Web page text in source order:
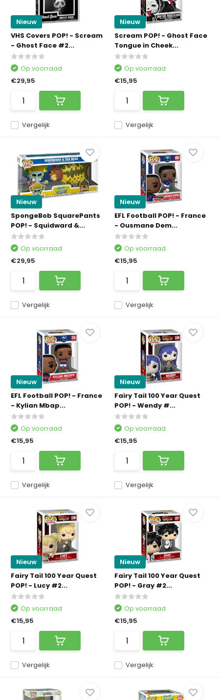
Nieuw
VHS Covers POP! - Scream
- Ghost Face #2...
Vergelijk
Op voorraad
€29,95
Nieuw
Scream POP! - Ghost Face
Tongue in Cheek...
Vergelijk
Op voorraad
€15,95
Nieuw
SpongeBob SquarePants
POP! - Squidward &...
Vergelijk
Op voorraad
€29,95
Nieuw
EFL Football POP! - France
- Ousmane Dem...
Vergelijk
Op voorraad
€15,95
Nieuw
EFL Football POP! - France
- Kylian Mbap...
Vergelijk
Op voorraad
€15,95
Nieuw
Fairy Tail 100 Year Quest
POP! - Wendy #...
Vergelijk
Op voorraad
€15,95
Nieuw
Fairy Tail 100 Year Quest
POP! - Lucy #2...
Vergelijk
Op voorraad
€15,95
Nieuw
Fairy Tail 100 Year Quest
POP! - Gray #2...
Vergelijk
Op voorraad
€15,95